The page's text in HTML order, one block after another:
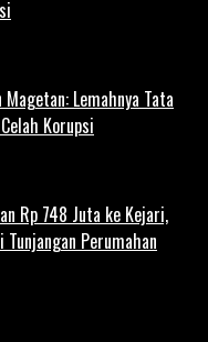
Lemahnya Tata
Korupsi
Rp 748 Juta ke Kejari,
Perumahan